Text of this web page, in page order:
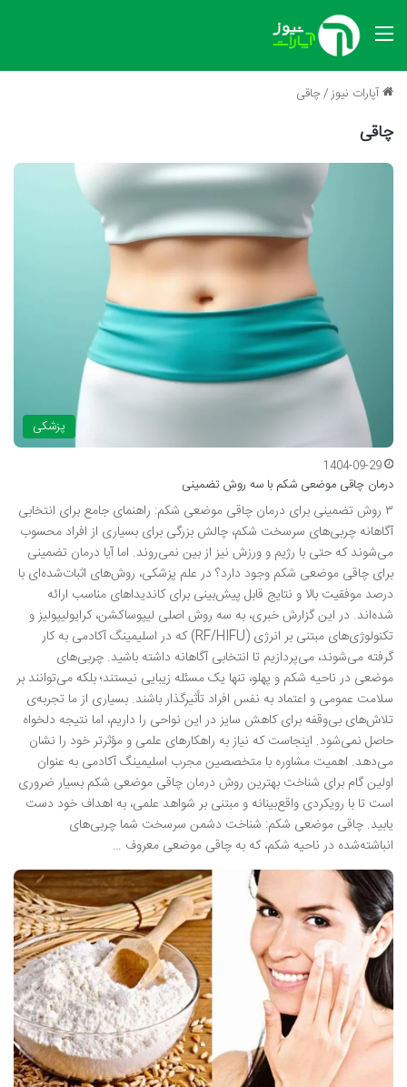
منو
آپارات نیوز/چاقی
چاقی
پزشکی
1404-09-29
درمان چاقی موضعی شکم با سه روش تضمینی
۳ روش تضمینی برای درمان چاقی موضعی شکم: راهنمای جامع برای انتخابی
آگاهانه چربی‌های سرسخت شکم، چالش بزرگی برای بسیاری از افراد محسوب
می‌شوند که حتی با رژیم و ورزش نیز از بین نمی‌روند. اما آیا درمان تضمینی
برای چاقی موضعی شکم وجود دارد؟ در علم پزشکی، روش‌های اثبات‌شده‌ای با
درصد موفقیت بالا و نتایج قابل پیش‌بینی برای کاندیداهای مناسب ارائه
شده‌اند. در این گزارش خبری، به سه روش اصلی لیپوساکشن، کرایولیپولیز و
تکنولوژی‌های مبتنی بر انرژی (RF/HIFU) که در اسلیمینگ آکادمی به کار
گرفته می‌شوند، می‌پردازیم تا انتخابی آگاهانه داشته باشید. چربی‌های
موضعی در ناحیه شکم و پهلو، تنها یک مسئله زیبایی نیستند؛ بلکه می‌توانند بر
سلامت عمومی و اعتماد به نفس افراد تأثیرگذار باشند. بسیاری از ما تجربه‌ی
تلاش‌های بی‌وقفه برای کاهش سایز در این نواحی را داریم، اما نتیجه دلخواه
حاصل نمی‌شود. اینجاست که نیاز به راهکارهای علمی و مؤثرتر خود را نشان
می‌دهد. اهمیت مشاوره با متخصصین مجرب اسلیمینگ آکادمی به عنوان
اولین گام برای شناخت بهترین روش درمان چاقی موضعی شکم بسیار ضروری
است تا با رویکردی واقع‌بینانه و مبتنی بر شواهد علمی، به اهداف خود دست
یابید. چاقی موضعی شکم: شناخت دشمن سرسخت شما چربی‌های
انباشته‌شده در ناحیه شکم، که به چاقی موضعی معروف …